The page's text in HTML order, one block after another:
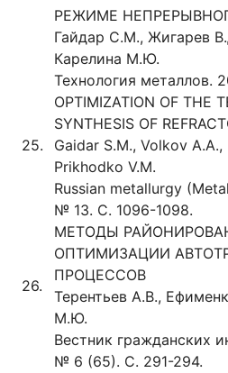
РЕЖИМЕ
Гайдар С.М., Жигарев
Карелина М.Ю.
Технология металлов.
25.
OPTIMIZATION OF THE
SYNTHESIS OF
Gaidar S.M., Volkov A.A.,
Prikhodko V.M.
Russian metallurgy
№ 13. С. 1096-1098.
26.
МЕТОДЫ
ОПТИМИЗАЦИИ
ПРОЦЕССОВ
Терентьев А.В.,
М.Ю.
Вестник гражданских
№ 6 (65). С. 291-294.